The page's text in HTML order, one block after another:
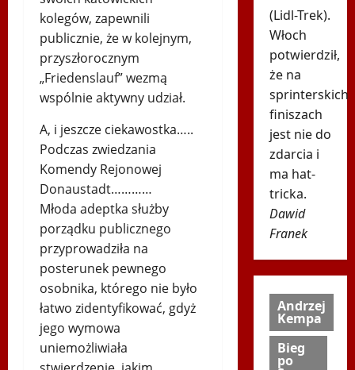
kolegów, zapewnili
publicznie, że w kolejnym,
przyszłorocznym
„Friedenslauf” wezmą
wspólnie aktywny udział.
A, i jeszcze ciekawostka…..
Podczas zwiedzania
Komendy Rejonowej
Donaustadt…………
Młoda adeptka służby
porządku publicznego
przyprowadziła na
posterunek pewnego
osobnika, którego nie było
łatwo zidentyfikować, gdyż
jego wymowa
uniemożliwiała
(Lidl-Trek).
Włoch
potwierdził,
że na
sprinterskich
finiszach
jest nie do
zdarcia i
ma hat-
tricka.
Dawid
Franek
Andrzej
Kempa
Bieg
po